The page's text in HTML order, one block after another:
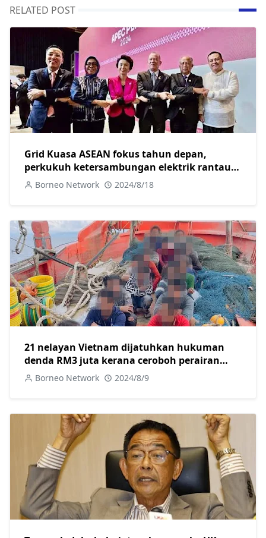
RELATED POST
Grid Kuasa ASEAN fokus tahun depan,
perkukuh ketersambungan elektrik rantau
ASEAN- TPM Fadillah
Borneo Network 2024/8/18
21 nelayan Vietnam dijatuhkan hukuman
denda RM3 juta kerana ceroboh perairan
negara
Borneo Network 2024/8/9